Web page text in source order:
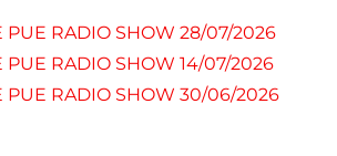
PUE RADIO SHOW 28/07/2026
PUE RADIO SHOW 14/07/2026
PUE RADIO SHOW 30/06/2026